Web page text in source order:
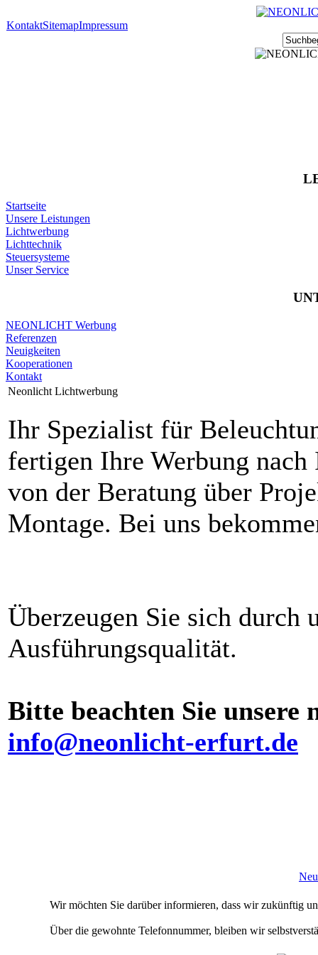
KontaktSitemapImpressum
Startseite
Unsere Leistungen
Lichtwerbung
Lichttechnik
Steuersysteme
Unser Service
NEONLICHT Werbung
Referenzen
Neuigkeiten
Kooperationen
Kontakt
Neonlicht Lichtwerbung
Ihr Spezialist für
fertigen Ihre Werbung
von der Beratung über
Montage. Bei uns
Überzeugen Sie sich durch
Ausführungsqualität.
Bitte beachten Sie unsere
info@neonlicht-erfurt.de
Wir möchten Sie darüber informieren, dass wir zukünftig
Über die gewohnte Telefonnummer, bleiben wir